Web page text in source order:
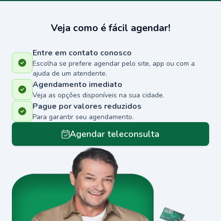
Veja como é fácil agendar!
Entre em contato conosco
Escolha se prefere agendar pelo site, app ou com a
ajuda de um atendente.
Agendamento imediato
Veja as opções disponíveis na sua cidade.
Pague por valores reduzidos
Para garantir seu agendamento.
Agendar teleconsulta